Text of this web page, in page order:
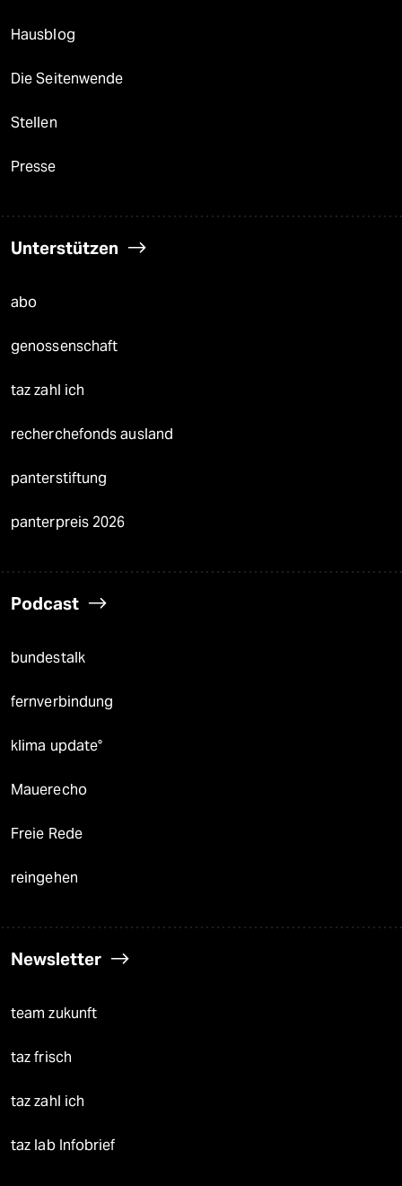
Hausblog
Die Seitenwende
Stellen
Presse
Unterstützen
abo
genossenschaft
taz zahl ich
recherchefonds ausland
panterstiftung
panterpreis 2026
Podcast
bundestalk
fernverbindung
klima update°
Mauerecho
Freie Rede
reingehen
Newsletter
team zukunft
taz frisch
taz zahl ich
taz lab Infobrief